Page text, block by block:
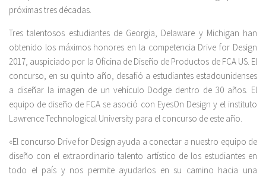
próximas tres décadas.
Tres talentosos estudiantes de Georgia, Delaware y Michigan han
obtenido los máximos honores en la competencia Drive for Design
2017, auspiciado por la Oficina de Diseño de Productos de FCA US. El
concurso, en su quinto año, desafió a estudiantes estadounidenses
a diseñar la imagen de un vehículo Dodge dentro de 30 años. El
equipo de diseño de FCA se asoció con EyesOn Design y el instituto
Lawrence Technological University para el concurso de este año.
«El concurso Drive for Design ayuda a conectar a nuestro equipo de
diseño con el extraordinario talento artístico de los estudiantes en
todo el país y nos permite ayudarlos en su camino hacia una